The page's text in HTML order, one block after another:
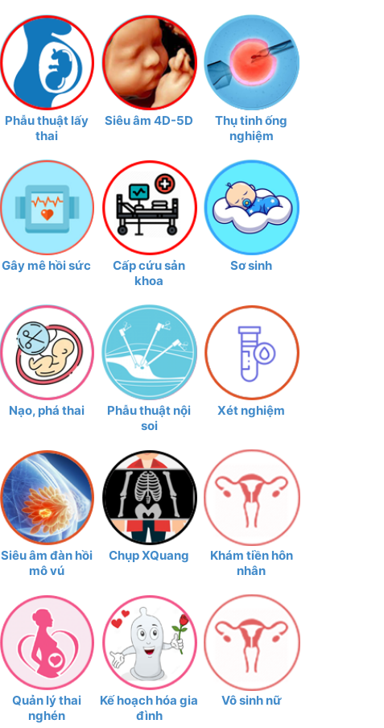
Phẫu thuật lấy
thai
Siêu âm 4D-5D
Thụ tinh ống
nghiệm
Gây mê hồi sức
Cấp cứu sản
khoa
Sơ sinh
Nạo, phá thai
Phẫu thuật nội
soi
Xét nghiệm
Siêu âm đàn hồi
mô vú
Chụp XQuang
Khám tiền hôn
nhân
Quản lý thai
nghén
Kế hoạch hóa gia
đình
Vô sinh nữ